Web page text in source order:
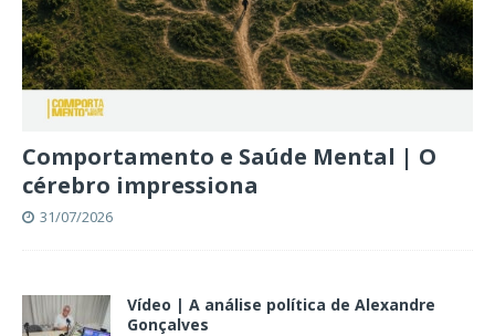
Comportamento e Saúde Mental | O
cérebro impressiona
31/07/2026
Vídeo | A análise política de Alexandre
Gonçalves